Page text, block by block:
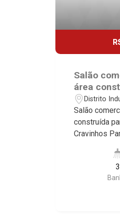
Salão
área
Excelente
ao
Bairro
Cravinhos/
Distrito
Salão
construída
Cravinhos
Martinelli
3